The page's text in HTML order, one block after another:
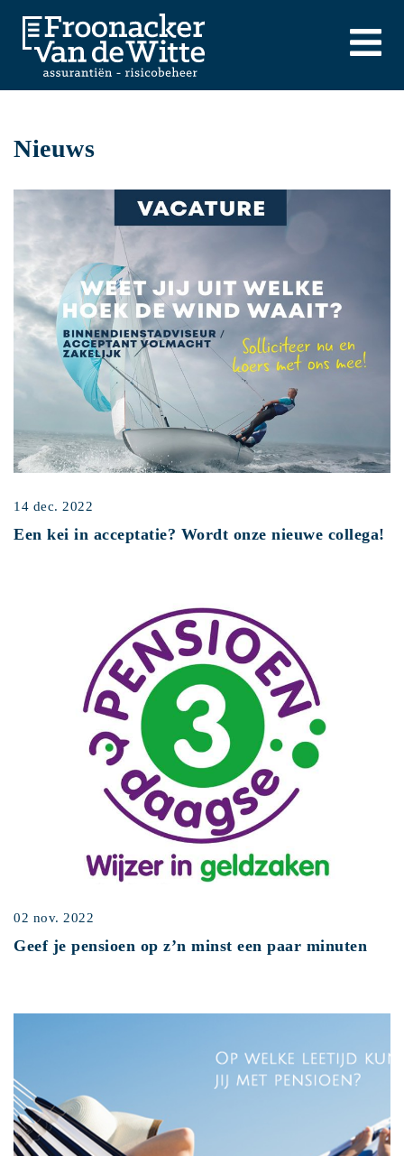
Nieuws
14 dec. 2022
Een kei in acceptatie? Wordt onze nieuwe collega!
02 nov. 2022
Geef je pensioen op z’n minst een paar minuten